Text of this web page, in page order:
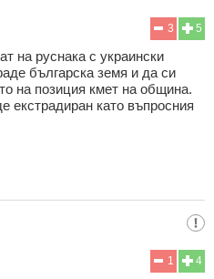
5
3
на руснака с украински
българска земя и да си
на позиция кмет на община.
екстрадиран като въпросния
4
1